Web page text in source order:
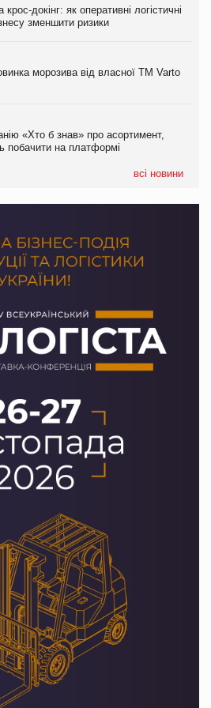
докінг: як оперативні логістичні
зменшити ризики
морозива від власної ТМ Varto
«Хто б знав» про асортимент,
побачити на платформі
всі новини
«Хто б знав» про асортимент,
у VARUS з’явилися паучі
купує мережу магазинів
у першому півріччі
на 9%